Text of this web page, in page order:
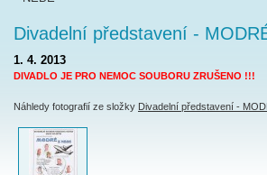
Divadelní představení -
1. 4. 2013
DIVADLO JE PRO NEMOC SOUBORU ZRUŠENO !!!
Náhledy fotografií ze složky Divadelní představení -